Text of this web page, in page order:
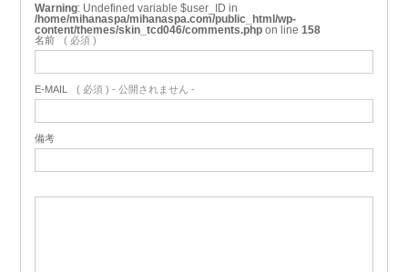
Warning : Undefined variable $user_ID in
/home/mihanaspa/mihanaspa.com/public_html/wp-
content/themes/skin_tcd046/comments.php on line 158
名前 ( 必須 )
E-MAIL ( 必須 ) - 公開されません -
備考